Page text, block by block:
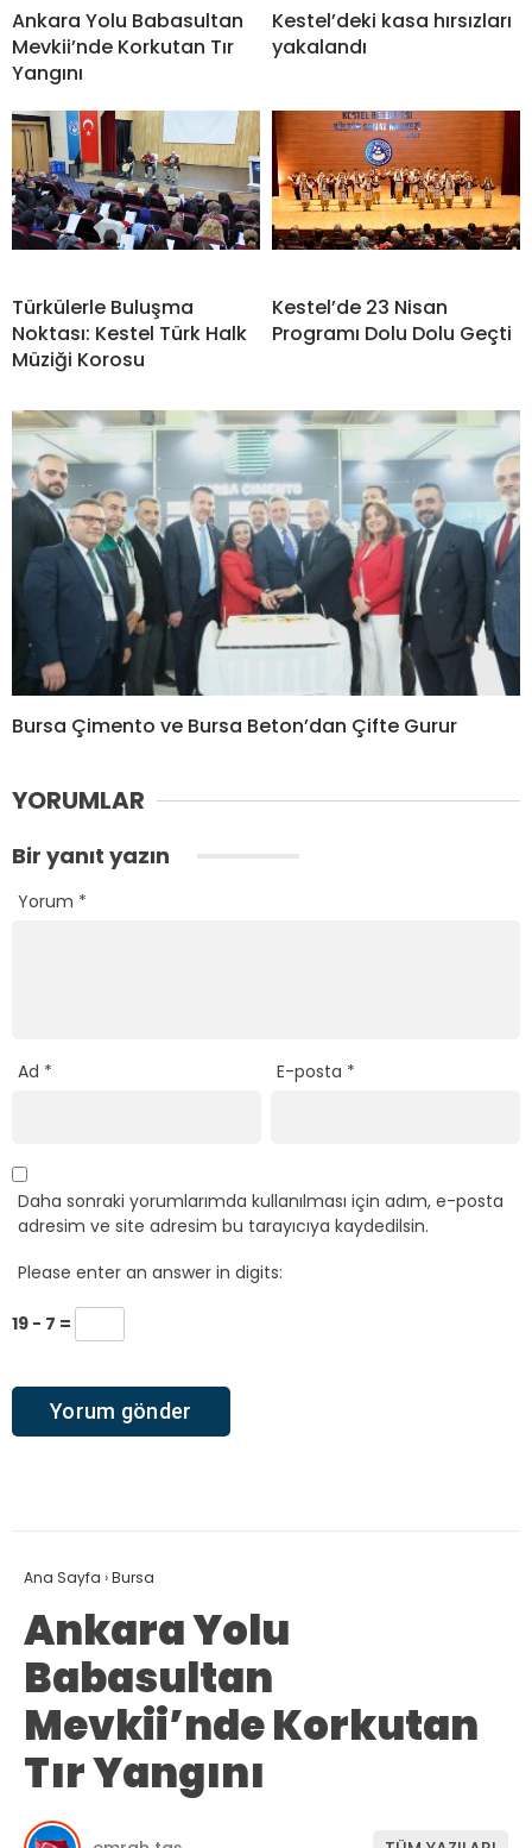
Ankara Yolu Babasultan
Mevkii’nde Korkutan Tır
Yangını
Kestel’deki kasa hırsızları
yakalandı
Türkülerle Buluşma
Noktası: Kestel Türk Halk
Müziği Korosu
Kestel’de 23 Nisan
Programı Dolu Dolu Geçti
Bursa Çimento ve Bursa Beton’dan Çifte Gurur
YORUMLAR
Bir yanıt yazın
Yorum *
Ad * E-posta *
Daha sonraki yorumlarımda kullanılması için adım, e-posta
adresim ve site adresim bu tarayıcıya kaydedilsin.
Please enter an answer in digits:
19 − 7 =
Ana Sayfa ›Bursa
Ankara Yolu
Babasultan
Mevkii’nde Korkutan
Tır Yangını